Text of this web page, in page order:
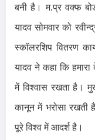
बनी है। म.प्र वक्फ
यादव सोमवार को
स्कॉलरशिप वितरण
यादव ने कहा कि
में विश्वास रखता है।
कानून में भरोसा रखती
पूरे विश्व में आदर्श है।